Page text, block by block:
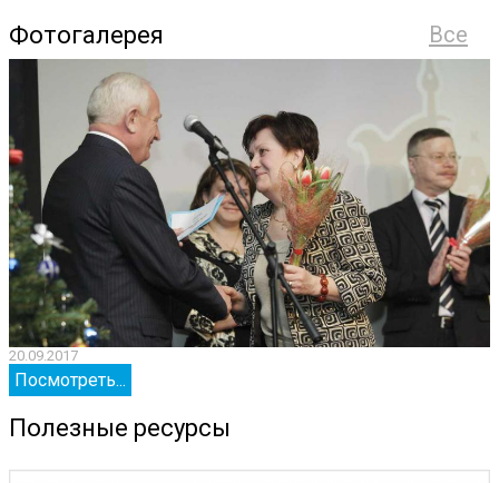
Все
Фотогалерея
20.09.2017
Посмотреть...
Полезные ресурсы